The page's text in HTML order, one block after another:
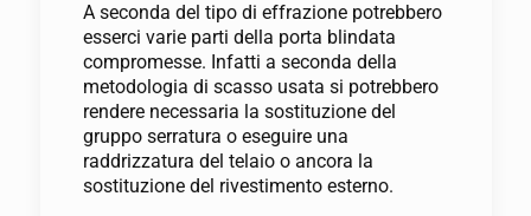
A seconda del tipo di effrazione potrebbero
esserci varie parti della porta blindata
compromesse. Infatti a seconda della
metodologia di scasso usata si potrebbero
rendere necessaria la sostituzione del
gruppo serratura o eseguire una
raddrizzatura del telaio o ancora la
sostituzione del rivestimento esterno.